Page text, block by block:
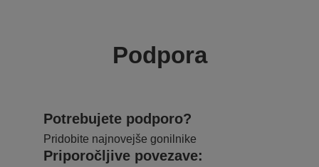
Podpora
Potrebujete podporo?
Pridobite najnovejše gonilnike
Priporočljive povezave: